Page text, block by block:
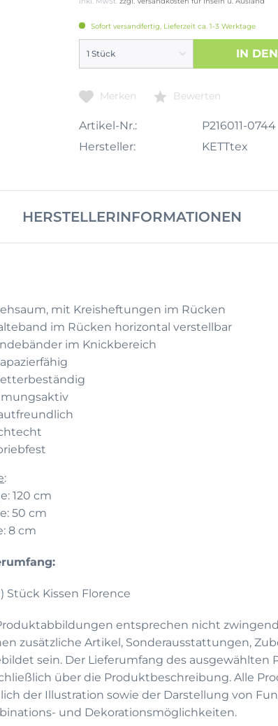
Sofort versandfertig, Lieferzeit ca. 1-3 Werktage
IN DEN
Merken Bewerten
Artikel-Nr.:
P216011-0744
Hersteller:
KETTtex
HERSTELLERINFORMATIONEN
mit Kreisheftungen im Rücken
im Rücken horizontal verstellbar
im Knickbereich
:
120 cm
50 cm
8 cm
Stück Kissen Florence
entsprechen nicht
zusätzliche Artikel, Sonderausstattungen,
sein. Der Lieferumfang des ausgewählten
über die Produktbeschreibung. Alle
der Illustration sowie der Darstellung von
und Dekorationsmöglichkeiten.